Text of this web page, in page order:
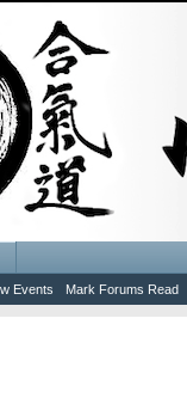
Events Mark Forums Read